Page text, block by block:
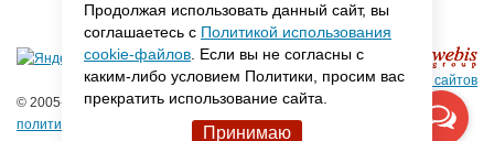
© 2005-2026 ООО «Фарадей»
политика конфиденциальности
Создание сайтов
Продолжая использовать данный сайт, вы
соглашаетесь с Политикой использования
cookie-файлов . Если вы не согласны с
каким-либо условием Политики, просим вас
прекратить использование сайта.
Принимаю